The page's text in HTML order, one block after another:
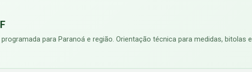
para Paranoá e região. Orientação técnica para medidas, bitolas e